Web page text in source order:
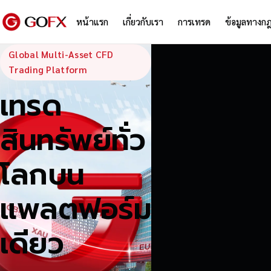
หน้าแรก เกี่ยวกับเรา การเทรด ข้อมูลทางก
GoFX —
Global Multi-Asset CFD
Trading Platform
เทรด
สินทรัพย์ทั่ว
โลกบน
แพลตฟอร์ม
เดียว